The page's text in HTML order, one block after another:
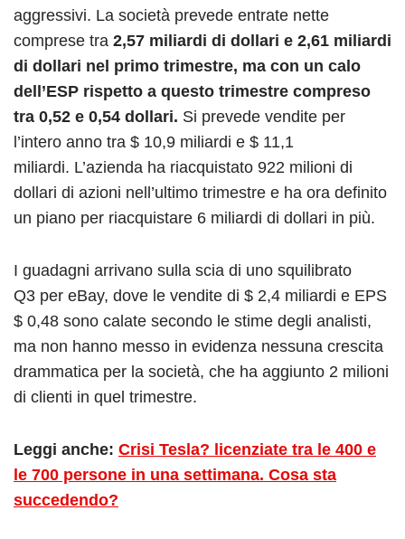
aggressivi. La società prevede entrate nette
comprese tra 2,57 miliardi di dollari e 2,61 miliardi
di dollari nel primo trimestre, ma con un calo
dell’ESP rispetto a questo trimestre compreso
tra 0,52 e 0,54 dollari. Si prevede vendite per
l’intero anno tra $ 10,9 miliardi e $ 11,1
miliardi. L’azienda ha riacquistato 922 milioni di
dollari di azioni nell’ultimo trimestre e ha ora definito
un piano per riacquistare 6 miliardi di dollari in più.
I guadagni arrivano sulla scia di uno squilibrato
Q3 per eBay, dove le vendite di $ 2,4 miliardi e EPS
$ 0,48 sono calate secondo le stime degli analisti,
ma non hanno messo in evidenza nessuna crescita
drammatica per la società, che ha aggiunto 2 milioni
di clienti in quel trimestre.
Leggi anche: Crisi Tesla? licenziate tra le 400 e
le 700 persone in una settimana. Cosa sta
succedendo?